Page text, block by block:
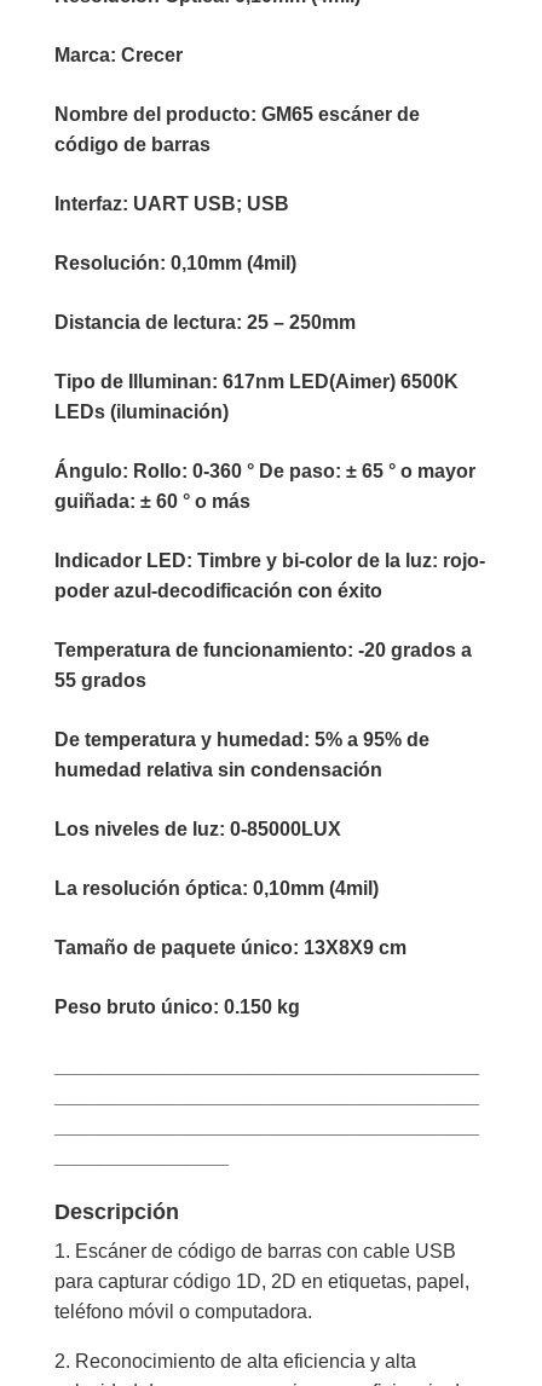
Marca: Crecer
Nombre del producto: GM65 escáner de
código de barras
Interfaz: UART USB; USB
Resolución: 0,10mm (4mil)
Distancia de lectura: 25 – 250mm
Tipo de Illuminan: 617nm LED(Aimer) 6500K
LEDs (iluminación)
Ángulo: Rollo: 0-360 ° De paso: ± 65 ° o mayor
guiñada: ± 60 ° o más
Indicador LED: Timbre y bi-color de la luz: rojo-
poder azul-decodificación con éxito
Temperatura de funcionamiento: -20 grados a
55 grados
De temperatura y humedad: 5% a 95% de
humedad relativa sin condensación
Los niveles de luz: 0-85000LUX
La resolución óptica: 0,10mm (4mil)
Tamaño de paquete único: 13X8X9 cm
Peso bruto único: 0.150 kg
Descripción
1. Escáner de código de barras con cable USB
para capturar código 1D, 2D en etiquetas, papel,
teléfono móvil o computadora.
2. Reconocimiento de alta eficiencia y alta